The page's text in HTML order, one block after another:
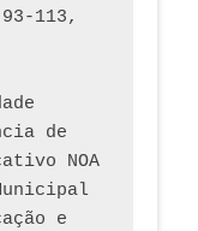
113,
de
NOA
e